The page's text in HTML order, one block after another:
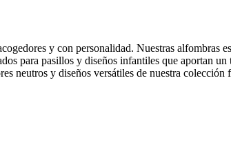
y con personalidad. Nuestras alfombras
para pasillos y diseños infantiles que aportan
neutros y diseños versátiles de nuestra